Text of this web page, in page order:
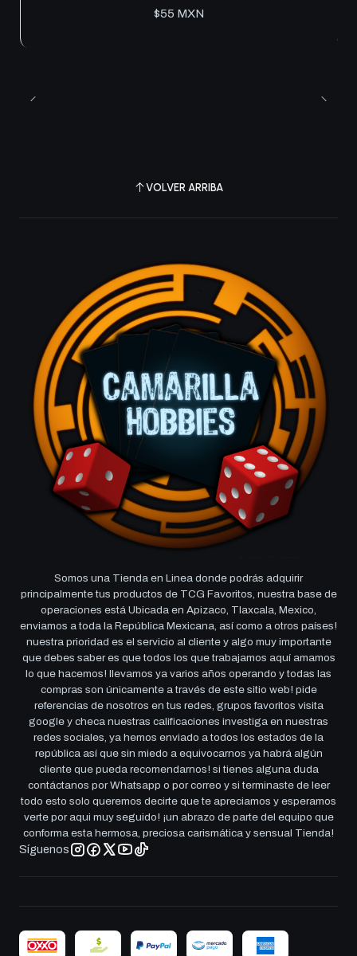
$55 MXN
VOLVER ARRIBA
Somos una Tienda en Linea donde podrás adquirir
principalmente tus productos de TCG Favoritos, nuestra base de
operaciones está Ubicada en Apizaco, Tlaxcala, Mexico,
enviamos a toda la República Mexicana, así como a otros países!
nuestra prioridad es el servicio al cliente y algo muy importante
que debes saber es que todos los que trabajamos aquí amamos
lo que hacemos! llevamos ya varios años operando y todas las
compras son únicamente a través de este sitio web! pide
referencias de nosotros en tus redes, grupos favoritos visita
google y checa nuestras calificaciones investiga en nuestras
redes sociales, ya hemos enviado a todos los estados de la
república así que sin miedo a equivocarnos ya habrá algún
cliente que pueda recomendarnos! si tienes alguna duda
contáctanos por Whatsapp o por correo y si terminaste de leer
todo esto solo queremos decirte que te apreciamos y esperamos
verte por aqui muy seguido! ¡un abrazo de parte del equipo que
conforma esta hermosa, preciosa carismática y sensual Tienda!
Síguenos